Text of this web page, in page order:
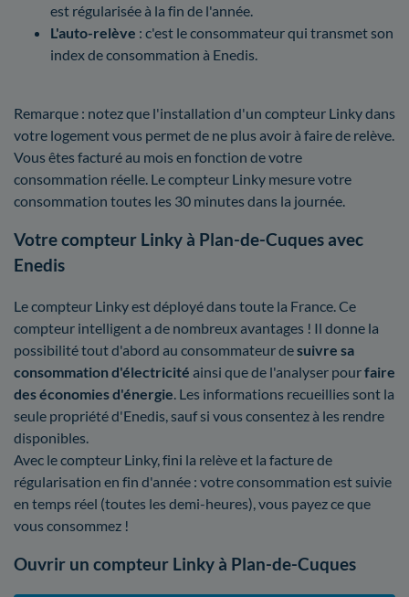
est régularisée à la fin de l'année.
L'auto-relève : c'est le consommateur qui transmet son
index de consommation à Enedis.
Remarque : notez que l'installation d'un compteur Linky dans
votre logement vous permet de ne plus avoir à faire de relève.
Vous êtes facturé au mois en fonction de votre
consommation réelle. Le compteur Linky mesure votre
consommation toutes les 30 minutes dans la journée.
Votre compteur Linky à Plan-de-Cuques avec
Enedis
Le compteur Linky est déployé dans toute la France. Ce
compteur intelligent a de nombreux avantages ! Il donne la
possibilité tout d'abord au consommateur desuivre sa
consommation d'électricité ainsi que de l'analyser pourfaire
des économies d'énergie . Les informations recueillies sont la
seule propriété d'Enedis, sauf si vous consentez à les rendre
disponibles.
Avec le compteur Linky, fini la relève et la facture de
régularisation en fin d'année : votre consommation est suivie
en temps réel (toutes les demi-heures), vous payez ce que
vous consommez !
Ouvrir un compteur Linky à Plan-de-Cuques